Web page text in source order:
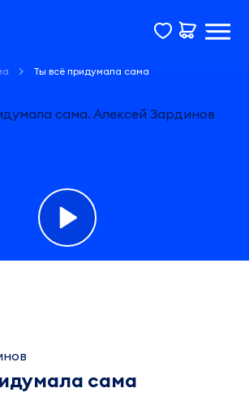
Ты всё придумала сама
сама